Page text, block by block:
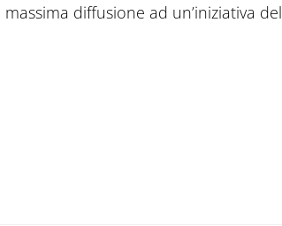
diffusione ad un’iniziativa del